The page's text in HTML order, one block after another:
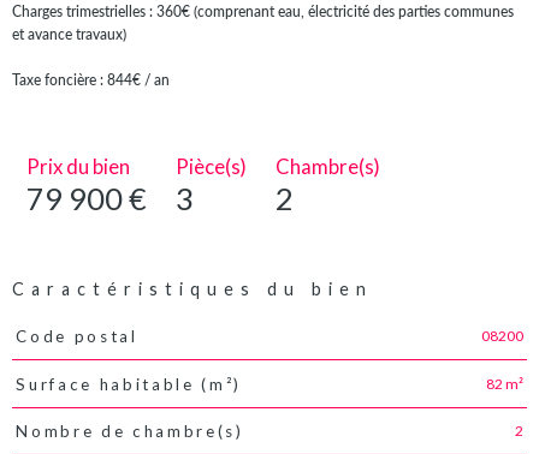
Charges trimestrielles : 360€ (comprenant eau, électricité des parties communes
et avance travaux)
Taxe foncière : 844€ / an
Prix du bien
79 900 €
Pièce(s)
3
Chambre(s)
2
Caractéristiques du bien
Caractéristiques Valeurs
Code postal 08200
Surface habitable (m²) 82 m²
Nombre de chambre(s) 2